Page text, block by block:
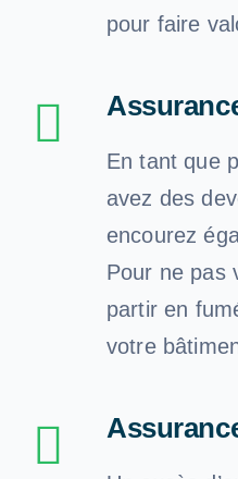
pour faire
En tant que
avez des
encourez
Pour ne pas
partir en
votre